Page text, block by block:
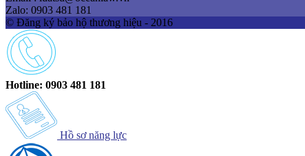
Zalo: 0903 481 181
© Đăng ký bảo hộ thương hiệu - 2016
Hotline: 0903 481 181
Hồ sơ năng lực